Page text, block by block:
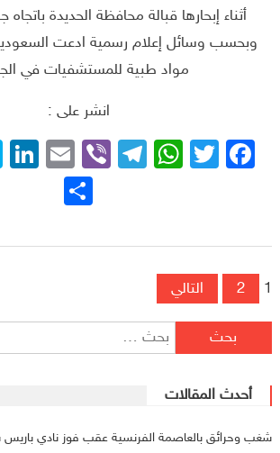
أثناء إبحارها قبالة محافظة الحديدة
وبحسب وسائل إعلام رسمية ادعت
مواد طبية للمستشفيات في
انشر على :
Facebook
Twitter
WhatsApp
Telegram
Viber
تصفّح المقالات
1
2 التالي
البحث عن:
أحدث المقالات
شغب وحرائق بالعاصمة الفرنسية عقب فوز نادي